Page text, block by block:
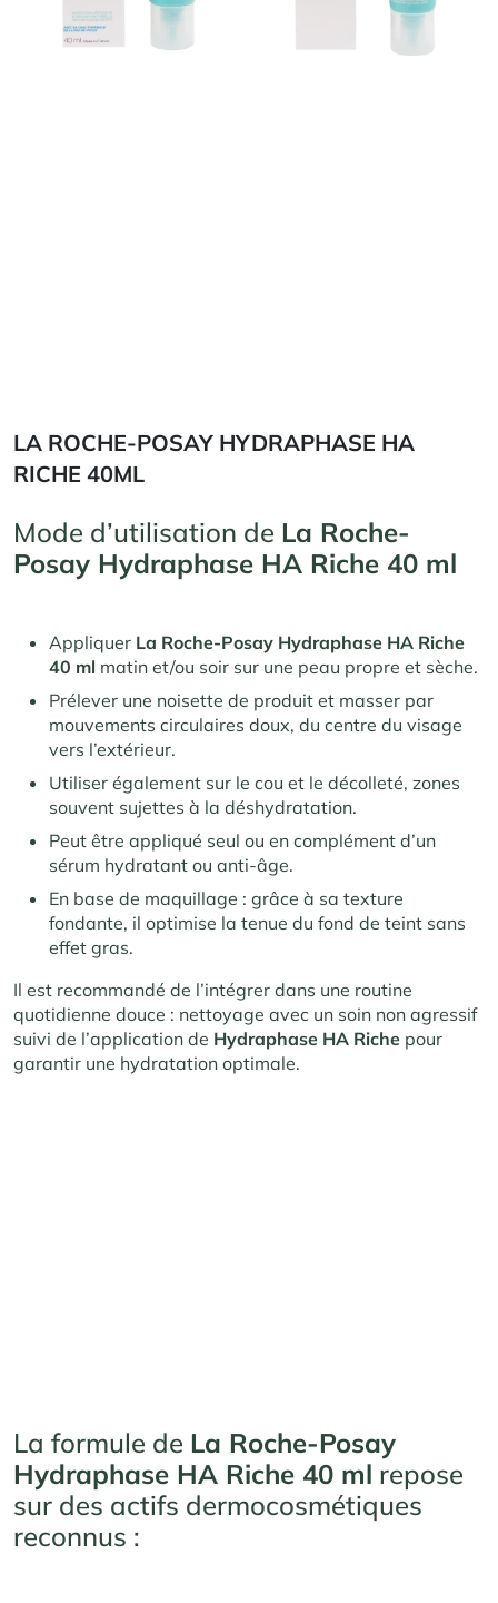
LA ROCHE-POSAY HYDRAPHASE HA
RICHE 40ML
Mode d’utilisation de La Roche-
Posay Hydraphase HA Riche 40 ml
Appliquer La Roche-Posay Hydraphase HA Riche
40 ml matin et/ou soir sur une peau propre et sèche.
Prélever une noisette de produit et masser par
mouvements circulaires doux, du centre du visage
vers l’extérieur.
Utiliser également sur le cou et le décolleté, zones
souvent sujettes à la déshydratation.
Peut être appliqué seul ou en complément d’un
sérum hydratant ou anti-âge.
En base de maquillage : grâce à sa texture
fondante, il optimise la tenue du fond de teint sans
effet gras.
Il est recommandé de l’intégrer dans une routine
quotidienne douce : nettoyage avec un soin non agressif
suivi de l’application de Hydraphase HA Riche pour
garantir une hydratation optimale.
La formule de La Roche-Posay
Hydraphase HA Riche 40 ml repose
sur des actifs dermocosmétiques
reconnus :